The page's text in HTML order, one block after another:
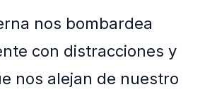
nos bombardea
con distracciones y
nos alejan de nuestro